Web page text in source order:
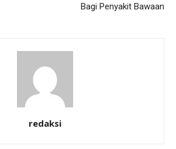
Bagi Penyakit Bawaan
redaksi